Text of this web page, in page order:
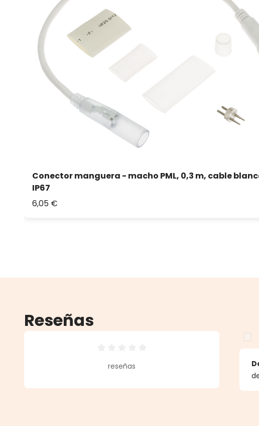
Conector manguera - macho PML, 0,3 m, cable
IP67
6,05 €
Reseñas
Calificación promedio de 0 de 5 estrellas
reseñas